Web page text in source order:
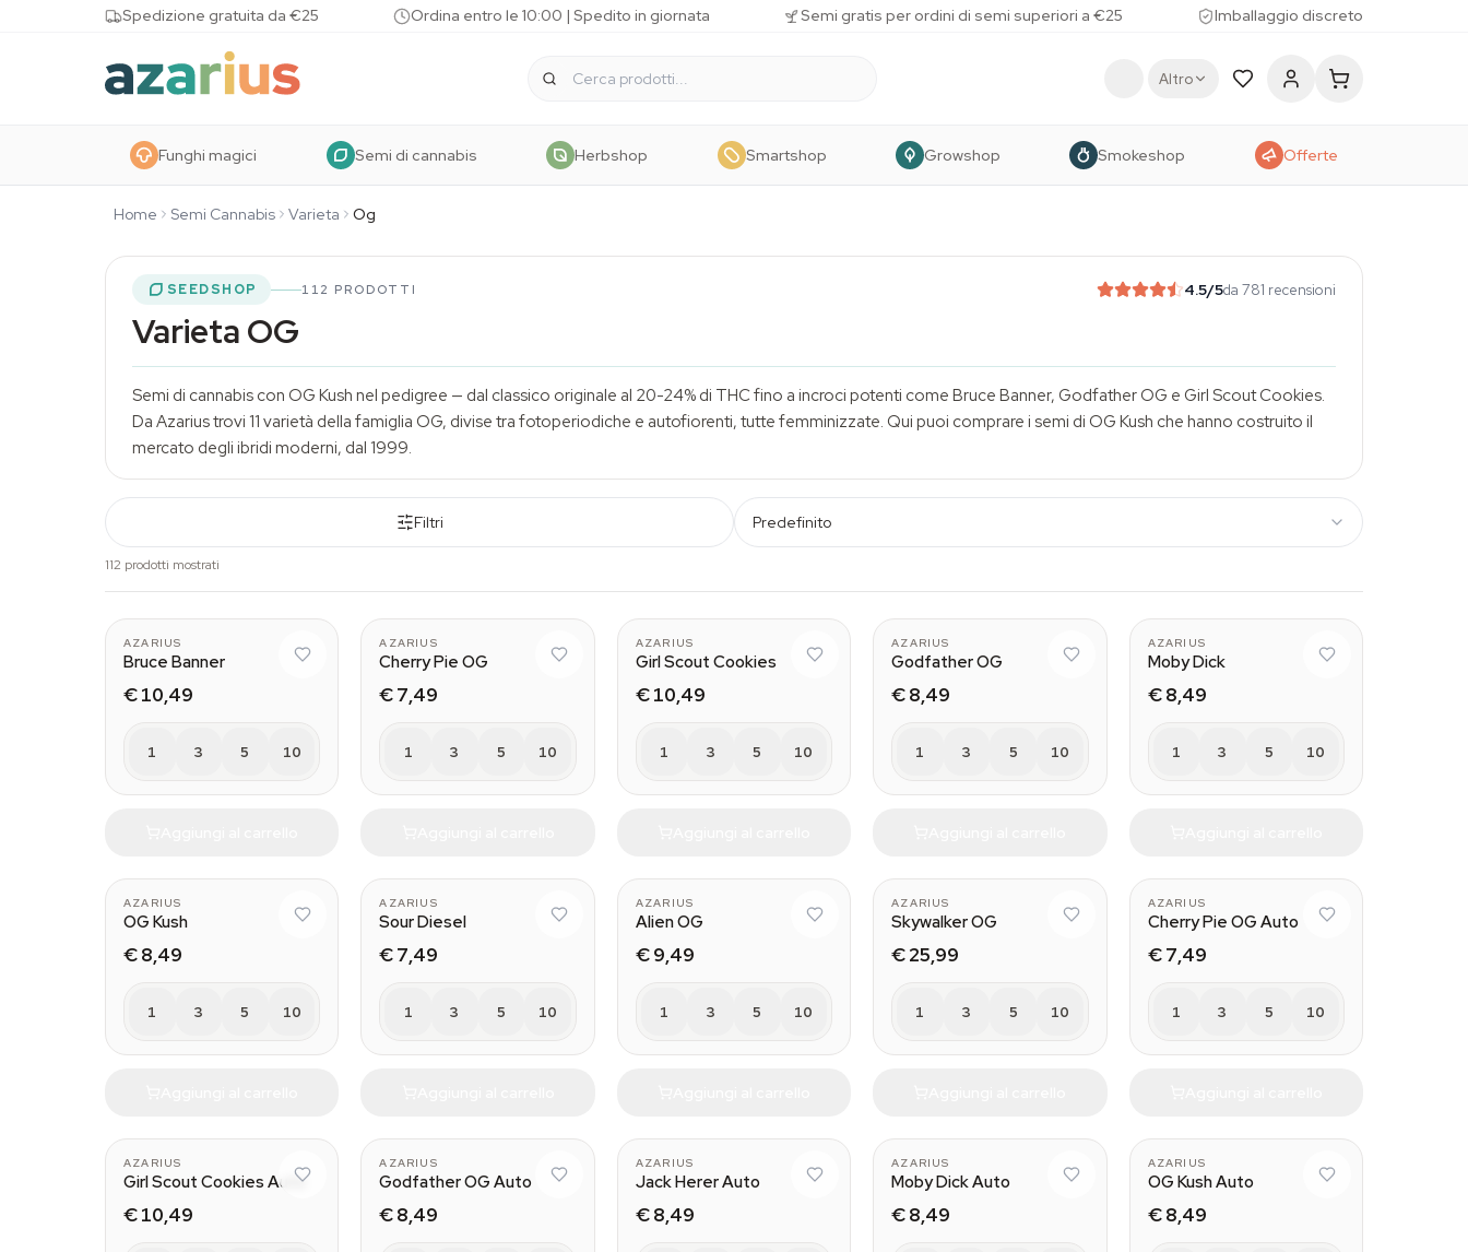
Skip to contentSpedizione gratuita da €25 Ordina entro le 10:00 | Spedito in giornata Semi gratis per ordini di semi superiori a €25 Imballaggio discreto
Altro
Funghi magici Semi di cannabis Herbshop Smartshop Growshop Smokeshop Offerte
Home Semi Cannabis Varieta Og
SEEDSHOP 112 PRODOTTI 4.5/5da 781 recensioni
Varieta OG
Semi di cannabis con OG Kush nel pedigree — dal classico originale al 20-24% di THC fino a incroci potenti come Bruce Banner, Godfather OG e Girl Scout Cookies.
Da Azarius trovi 11 varietà della famiglia OG, divise tra fotoperiodiche e autofiorenti, tutte femminizzate. Qui puoi comprare i semi di OG Kush che hanno costruito il
mercato degli ibridi moderni, dal 1999.
Filtri Predefinito
112 prodotti mostrati
AZARIUS
Bruce Banner
€ 10,49
1 3 5 10
AZARIUS
Cherry Pie OG
€ 7,49
1 3 5 10
AZARIUS
Girl Scout Cookies
€ 10,49
1 3 5 10
AZARIUS
Godfather OG
€ 8,49
1 3 5 10
AZARIUS
Moby Dick
€ 8,49
1 3 5 10
AZARIUS
OG Kush
€ 8,49
1 3 5 10
AZARIUS
Sour Diesel
€ 7,49
1 3 5 10
AZARIUS
Alien OG
€ 9,49
1 3 5 10
AZARIUS
Skywalker OG
€ 25,99
1 3 5 10
AZARIUS
Cherry Pie OG Auto
€ 7,49
1 3 5 10
AZARIUS
Girl Scout Cookies Auto
€ 10,49
AZARIUS
Godfather OG Auto
€ 8,49
AZARIUS
Jack Herer Auto
€ 8,49
AZARIUS
Moby Dick Auto
€ 8,49
AZARIUS
OG Kush Auto
€ 8,49